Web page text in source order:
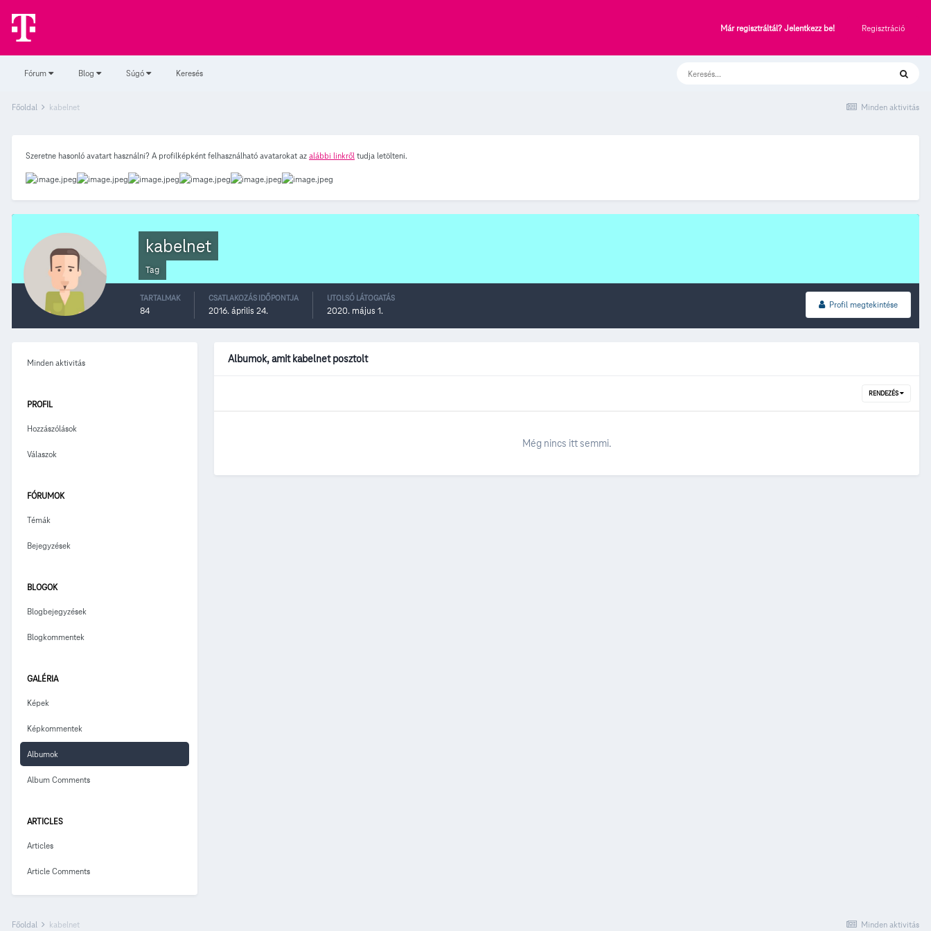
Már regisztráltál? Jelentkezz be! Regisztráció
Fórum Blog Súgó Keresés
Minden aktivitás
Főoldal kabelnet
Szeretne hasonló avatart használni? A profilképként felhasználható avatarokat az alábbi linkről tudja letölteni.
kabelnet
Tag
Profil megtekintése
TARTALMAK
84
CSATLAKOZÁS IDŐPONTJA
2016. április 24.
UTOLSÓ LÁTOGATÁS
2020. május 1.
Minden aktivitás
PROFIL
Hozzászólások
Válaszok
FÓRUMOK
Témák
Bejegyzések
BLOGOK
Blogbejegyzések
Blogkommentek
GALÉRIA
Képek
Képkommentek
Albumok
Album Comments
ARTICLES
Articles
Article Comments
Albumok, amit kabelnet posztolt
RENDEZÉS
Még nincs itt semmi.
Minden aktivitás
Főoldal kabelnet